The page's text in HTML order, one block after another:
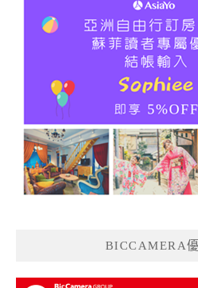
BICCAMERA